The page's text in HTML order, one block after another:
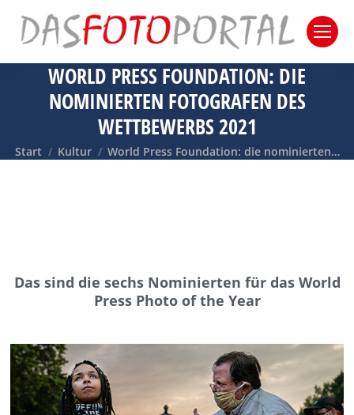
WORLD PRESS FOUNDATION: DIE
NOMINIERTEN FOTOGRAFEN DES
WETTBEWERBS 2021
Sie befinden sich hier:
Start Kultur World Press Foundation: die nominierten…
Das sind die sechs Nominierten für das World
Press Photo of the Year